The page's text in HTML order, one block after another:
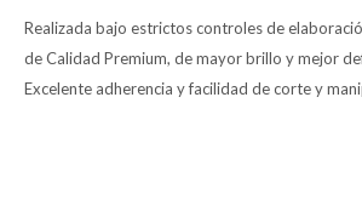
Realizada bajo estrictos controles de
de Calidad Premium, de mayor brillo y mejor
Excelente adherencia y facilidad de corte y